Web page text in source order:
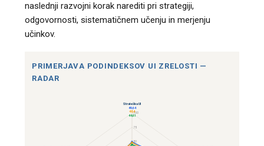
naslednji razvojni korak narediti pri strategiji,
odgovornosti, sistematičnem učenju in merjenju
učinkov.
PRIMERJAVA PODINDEKSOV UI ZRELOSTI —
RADAR
50
75
100
Strateška UI
49,64
48,4
44,61